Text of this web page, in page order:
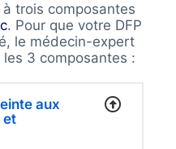
trois composantes
. Pour que votre DFP
le médecin-expert
3 composantes :
aux
et